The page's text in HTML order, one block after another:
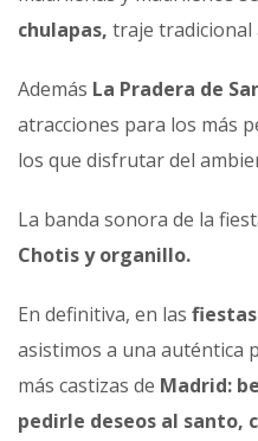
chulapas, traje tradicional
Además La Pradera de
atracciones para los más
los que disfrutar del
La banda sonora de la
Chotis y organillo.
En definitiva, en las
asistimos a una auténtica
más castizas de Madrid:
pedirle deseos al santo,